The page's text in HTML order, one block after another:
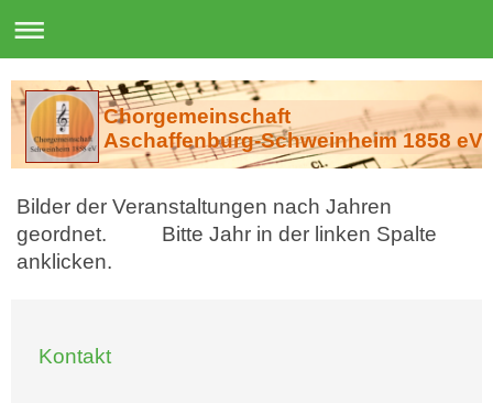
Chorgemeinschaft
Aschaffenburg-Schweinheim 1858 eV
Bilder der Veranstaltungen nach Jahren
geordnet. Bitte Jahr in der linken Spalte
anklicken.
Kontakt